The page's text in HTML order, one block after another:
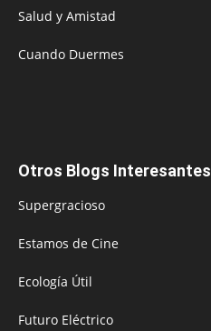
Salud y Amistad
Cuando Duermes
Otros Blogs Interesantes
Supergracioso
Estamos de Cine
Ecología Útil
Futuro Eléctrico